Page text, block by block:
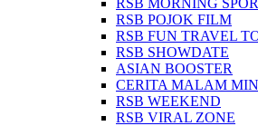
RSB MORNING
RSB POJOK FILM
RSB FUN TRAVEL
RSB SHOWDATE
ASIAN BOOSTER
CERITA MALAM
RSB WEEKEND
RSB VIRAL ZONE